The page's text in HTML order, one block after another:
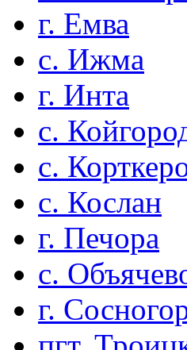
г. Емва
с. Ижма
г. Инта
с.
с.
с. Кослан
г. Печора
с.
г.